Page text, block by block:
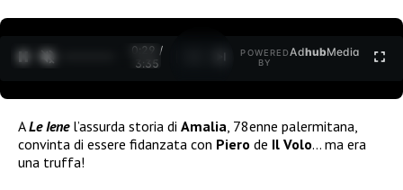
0:30 /
3:35
POWERED
BY
AdhubMedia
ALe Ienel’assurda storia di Amalia , 78enne palermitana,
convinta di essere fidanzata con Piero de Il Volo… ma era
una truffa!